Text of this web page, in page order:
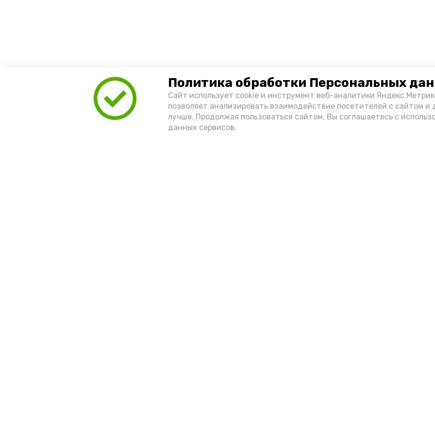
Политика обработки Персональных
Сайт использует cookie и инструмент веб-аналитики
позволяет анализировать взаимодействие посетителей с сайтом и
лучше. Продолжая пользоваться сайтом, Вы соглашаетесь с
данных сервисов.